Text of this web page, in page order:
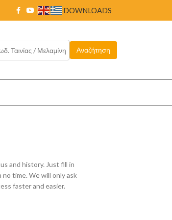
DOWNLOADS
and history. Just fill in
time. We will only ask
faster and easier.